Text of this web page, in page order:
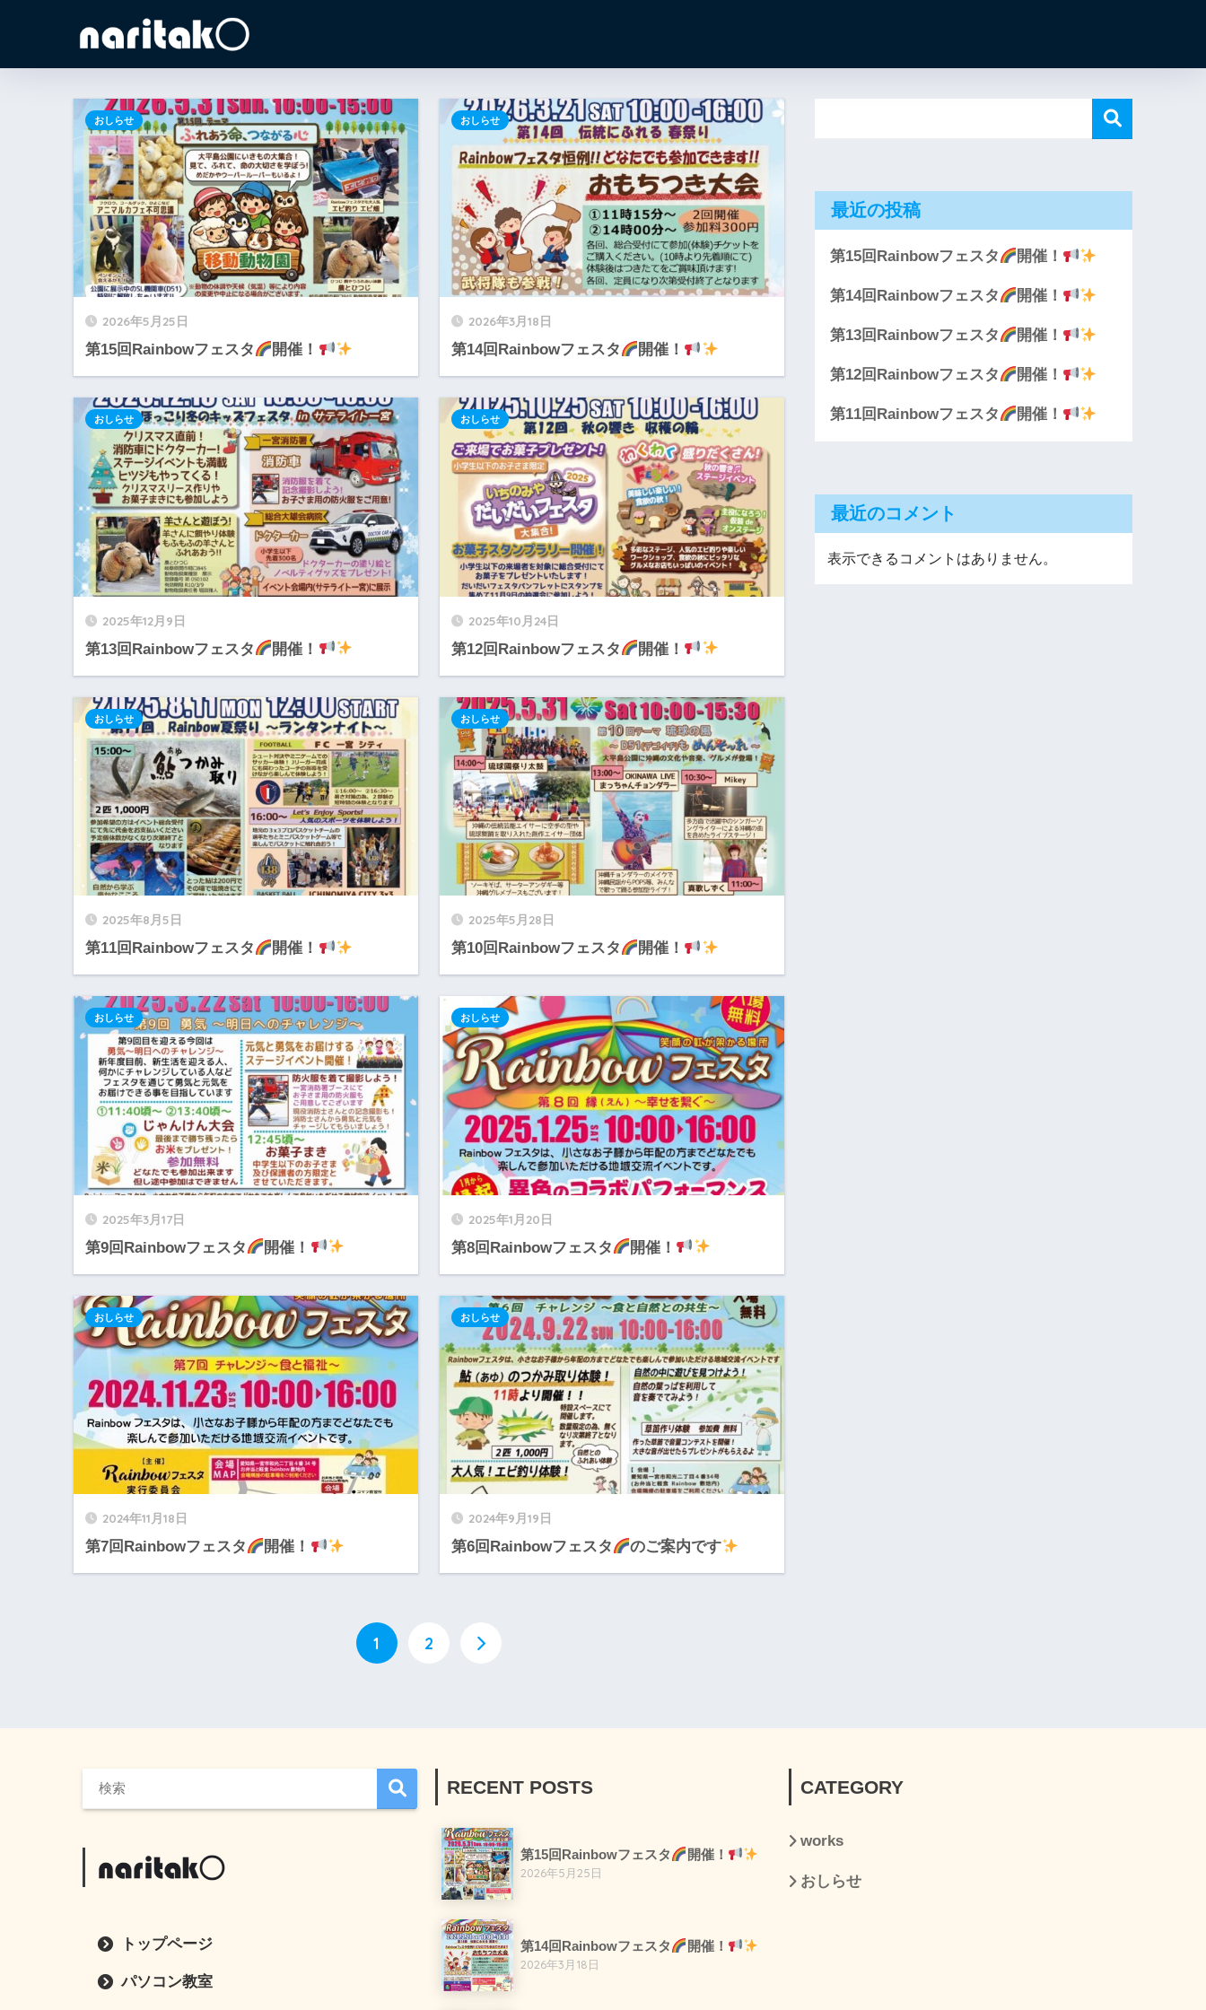
2026年5月25日
第15回Rainbowフェスタ 開催！
おしらせ
2026年3月18日
第14回Rainbowフェスタ 開催！
おしらせ
2025年12月9日
第13回Rainbowフェスタ 開催！
おしらせ
2025年10月24日
第12回Rainbowフェスタ 開催！
おしらせ
2025年8月5日
第11回Rainbowフェスタ 開催！
おしらせ
2025年5月28日
第10回Rainbowフェスタ 開催！
おしらせ
2025年3月17日
第9回Rainbowフェスタ 開催！
おしらせ
2025年1月20日
第8回Rainbowフェスタ 開催！
おしらせ
2024年11月18日
第7回Rainbowフェスタ 開催！
おしらせ
2024年9月19日
第6回Rainbowフェスタ のご案内です
おしらせ
1 2
最近の投稿
第15回Rainbowフェスタ 開催！
第14回Rainbowフェスタ 開催！
第13回Rainbowフェスタ 開催！
第12回Rainbowフェスタ 開催！
第11回Rainbowフェスタ 開催！
最近のコメント
表示できるコメントはありません。
トップページ
パソコン教室
RECENT POSTS
第15回Rainbowフェスタ 開催！
2026年5月25日
第14回Rainbowフェスタ 開催！
2026年3月18日
CATEGORY
works
おしらせ